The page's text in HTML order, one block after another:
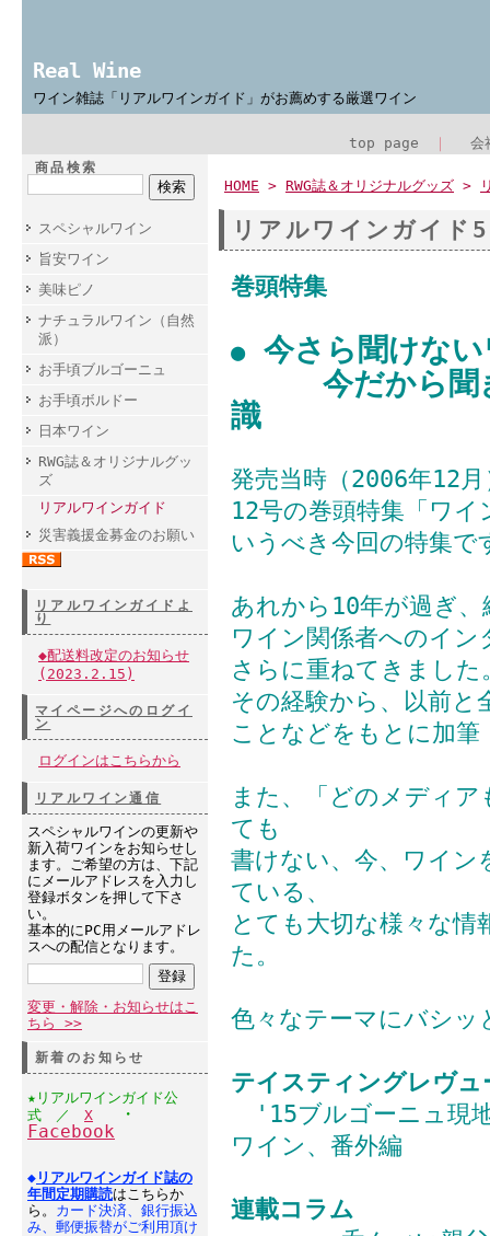
Real Wine
ワイン雑誌「リアルワインガイド」がお薦めする厳選ワイン
top page 会
商品検索
スペシャルワイン
旨安ワイン
美味ピノ
ナチュラルワイン（自然
派）
お手頃ブルゴーニュ
お手頃ボルドー
日本ワイン
RWG誌＆オリジナルグッ
ズ
リアルワインガイド
災害義援金募金のお願い
リアルワインガイドよ
り
◆配送料改定のお知らせ
(2023.2.15)
マイページへのログイ
ン
ログインはこちらから
リアルワイン通信
スペシャルワインの更新や
新入荷ワインをお知らせし
ます。ご希望の方は、下記
にメールアドレスを入力し
登録ボタンを押して下さ
い。
基本的にPC用メールアドレ
スへの配信となります。
変更・解除・お知らせはこ
ちら >>
新着のお知らせ
★リアルワインガイド公
式 ／ X
・
Facebook
◆ リアルワインガイド誌の
年間定期購読はこちらか
ら。 カード決済、銀行振込
み、郵便振替がご利用頂け
HOME > RWG誌＆オリジナルグッズ >
リアルワインガイド
巻頭特集
●今さら聞けない
今だから聞き
識
発売当時（2006年12
12号の巻頭特集「ワイ
いうべき今回の特集で
あれから10年が過ぎ
ワイン関係者へのイン
さらに重ねてきました
その経験から、以前
ことなどをもとに加
また、「どのメディ
ても
書けない、今、ワイン
ている、
とても大切な様々な
た。
色々なテーマにバシッ
テイスティングレヴュ
'15ブルゴーニュ現
ワイン、番外編
連載コラム